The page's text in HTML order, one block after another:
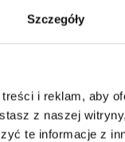
Szczegóły
i reklam, aby
z naszej
te informacje z
z
ofertę
i skuteczny.
sprzątanie biur,